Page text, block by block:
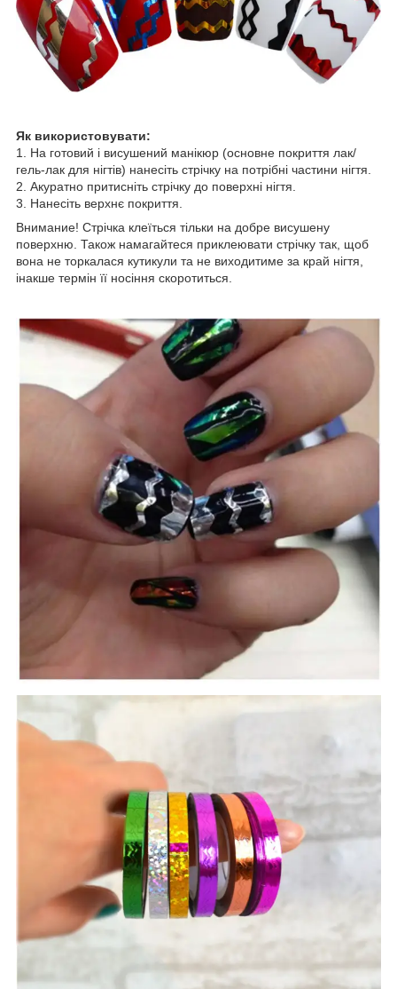
Як використовувати:
1. На готовий і висушений манікюр (основне покриття лак/
гель-лак для нігтів) нанесіть стрічку на потрібні частини нігтя.
2. Акуратно притисніть стрічку до поверхні нігтя.
3. Нанесіть верхнє покриття.
Внимание! Стрічка клеїться тільки на добре висушену
поверхню. Також намагайтеся приклеювати стрічку так, щоб
вона не торкалася кутикули та не виходитиме за край нігтя,
інакше термін її носіння скоротиться.